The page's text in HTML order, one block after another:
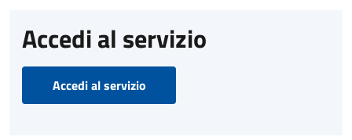
Accedi al servizio
Accedi al servizio